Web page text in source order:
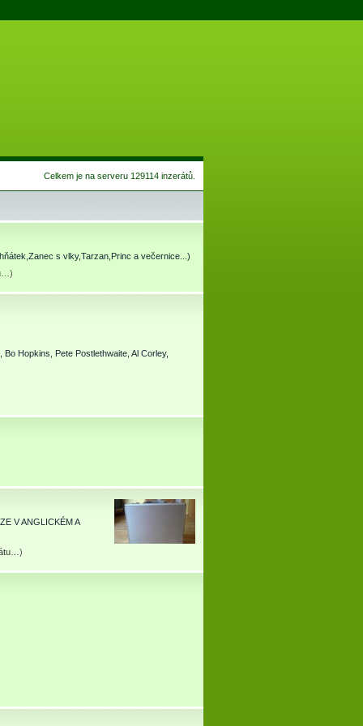
Celkem je na serveru 129114 inzerátů.
s vlky,Tarzan,Princ a večernice...)
)
Hopkins, Pete Postlethwaite, Al Corley,
V ANGLICKÉM A
)